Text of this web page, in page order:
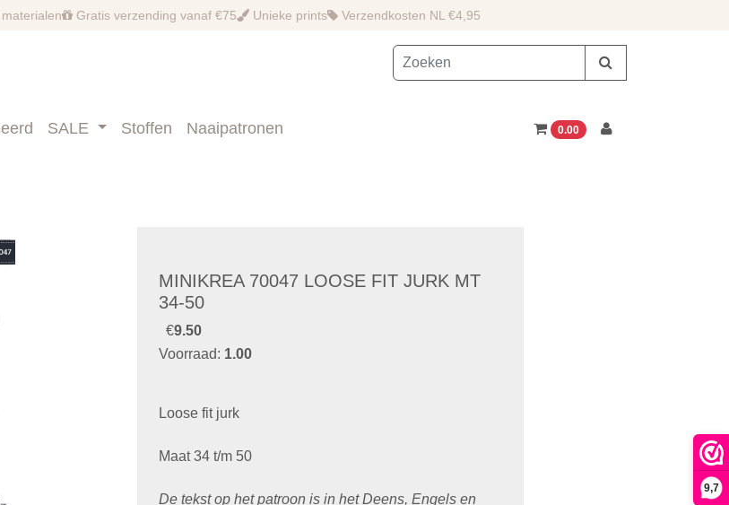
9,7
Gratis verzending vanaf €75 Unieke prints Verzendkosten NL €4,95
SALE Stoffen Naaipatronen 0.00
MINIKREA 70047 LOOSE FIT JURK MT
34-50
€9.50
Voorraad: 1.00
Loose fit jurk
Maat 34 t/m 50
De tekst op het patroon is in het Deens, Engels en